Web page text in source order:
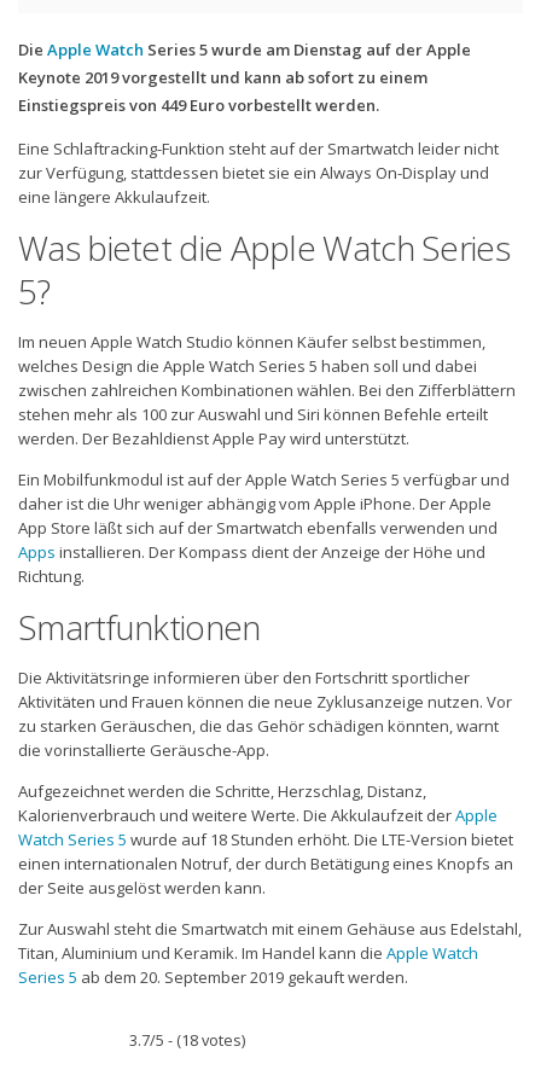
Die Apple Watch Series 5 wurde am Dienstag auf der Apple
Keynote 2019 vorgestellt und kann ab sofort zu einem
Einstiegspreis von 449 Euro vorbestellt werden.
Eine Schlaftracking-Funktion steht auf der Smartwatch leider nicht
zur Verfügung, stattdessen bietet sie ein Always On-Display und
eine längere Akkulaufzeit.
Was bietet die Apple Watch Series
5?
Im neuen Apple Watch Studio können Käufer selbst bestimmen,
welches Design die Apple Watch Series 5 haben soll und dabei
zwischen zahlreichen Kombinationen wählen. Bei den Zifferblättern
stehen mehr als 100 zur Auswahl und Siri können Befehle erteilt
werden. Der Bezahldienst Apple Pay wird unterstützt.
Ein Mobilfunkmodul ist auf der Apple Watch Series 5 verfügbar und
daher ist die Uhr weniger abhängig vom Apple iPhone. Der Apple
App Store läßt sich auf der Smartwatch ebenfalls verwenden und
Apps installieren. Der Kompass dient der Anzeige der Höhe und
Richtung.
Smartfunktionen
Die Aktivitätsringe informieren über den Fortschritt sportlicher
Aktivitäten und Frauen können die neue Zyklusanzeige nutzen. Vor
zu starken Geräuschen, die das Gehör schädigen könnten, warnt
die vorinstallierte Geräusche-App.
Aufgezeichnet werden die Schritte, Herzschlag, Distanz,
Kalorienverbrauch und weitere Werte. Die Akkulaufzeit derApple
Watch Series 5 wurde auf 18 Stunden erhöht. Die LTE-Version bietet
einen internationalen Notruf, der durch Betätigung eines Knopfs an
der Seite ausgelöst werden kann.
Zur Auswahl steht die Smartwatch mit einem Gehäuse aus Edelstahl,
Titan, Aluminium und Keramik. Im Handel kann die Apple Watch
Series 5 ab dem 20. September 2019 gekauft werden.
3.7/5 - (18 votes)